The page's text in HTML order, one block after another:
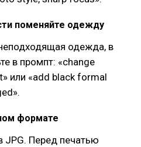
поменяйте одежду
одежда, в
в промпт: «change
или «add black formal
формате
JPG. Перед печатью